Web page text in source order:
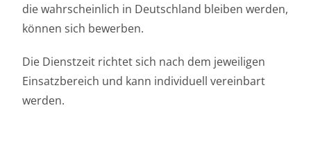
die wahrscheinlich in Deutschland bleiben werden,
können sich bewerben.
Die Dienstzeit richtet sich nach dem jeweiligen
Einsatzbereich und kann individuell vereinbart
werden.